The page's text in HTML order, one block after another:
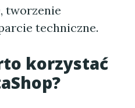
, tworzenie
techniczne.
korzystać